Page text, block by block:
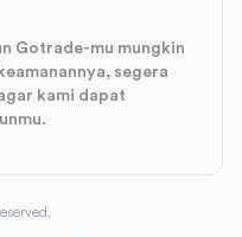
Gotrade-mu mungkin
segera
kami dapat